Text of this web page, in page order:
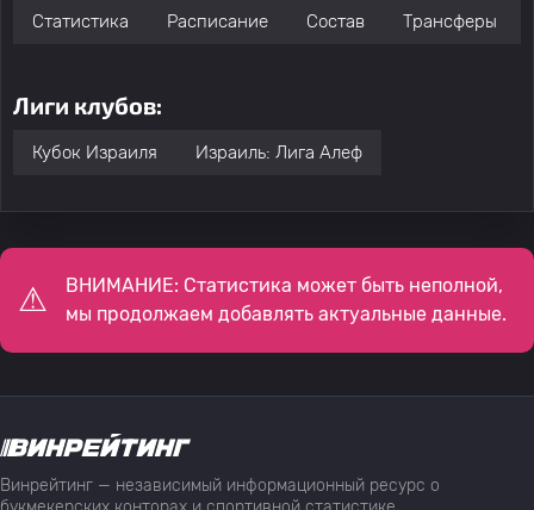
Статистика Расписание Состав Трансферы
Лиги клубов:
Кубок Израиля Израиль: Лига Алеф
ВНИМАНИЕ: Статистика может быть неполной,
мы продолжаем добавлять актуальные данные.
Винрейтинг — независимый информационный ресурс о